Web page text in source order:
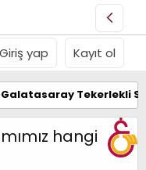
Giriş yap Kayıt ol
Galatasaray Tekerlekli
hangi